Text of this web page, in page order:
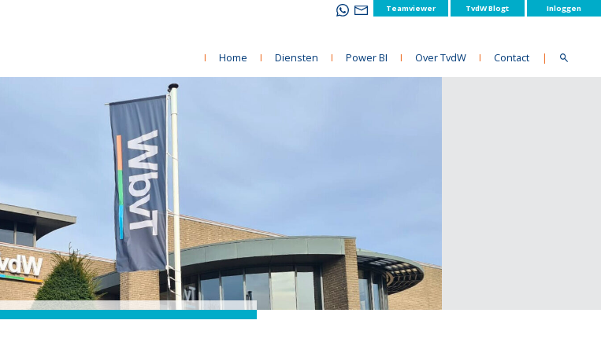
Teamviewer TvdW Blogt Inloggen
I Home I Diensten I Power BI I Over TvdW I Contact |